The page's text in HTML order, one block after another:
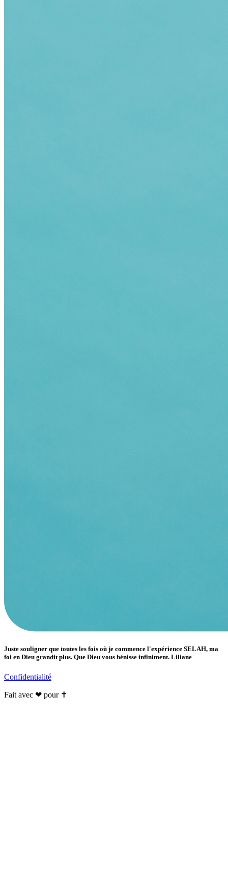
Juste souligner que toutes les fois où je commence l'expérience SELAH, ma
foi en Dieu grandit plus. Que Dieu vous bénisse infiniment. Liliane
Confidentialité
Fait avec ❤ pour ✝️️